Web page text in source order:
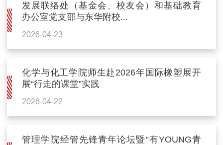
发展联络处（基金会、校友会）和基础教育
办公室党支部与东华附校...
2026-04-23
化学与化工学院师生赴2026年国际橡塑展开
展“行走的课堂”实践
2026-04-22
管理学院经管先锋青年论坛暨“有YOUNG青